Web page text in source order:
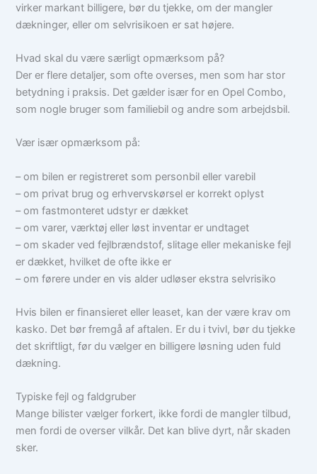
virker markant billigere, bør du tjekke, om der mangler
dækninger, eller om selvrisikoen er sat højere.
Hvad skal du være særligt opmærksom på?
Der er flere detaljer, som ofte overses, men som har stor
betydning i praksis. Det gælder især for en Opel Combo,
som nogle bruger som familiebil og andre som arbejdsbil.
Vær især opmærksom på:
– om bilen er registreret som personbil eller varebil
– om privat brug og erhvervskørsel er korrekt oplyst
– om fastmonteret udstyr er dækket
– om varer, værktøj eller løst inventar er undtaget
– om skader ved fejlbrændstof, slitage eller mekaniske fejl
er dækket, hvilket de ofte ikke er
– om førere under en vis alder udløser ekstra selvrisiko
Hvis bilen er finansieret eller leaset, kan der være krav om
kasko. Det bør fremgå af aftalen. Er du i tvivl, bør du tjekke
det skriftligt, før du vælger en billigere løsning uden fuld
dækning.
Typiske fejl og faldgruber
Mange bilister vælger forkert, ikke fordi de mangler tilbud,
men fordi de overser vilkår. Det kan blive dyrt, når skaden
sker.